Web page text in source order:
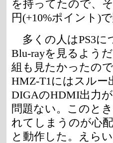
を持ってたので、
円(+10%ポイント)で
多くの人はPS3
Blu-rayを見るよう
組も見たかったの
HMZ-T1にはスルー
DIGAのHDMI出力
問題ない。このと
れてしまうのが心
と動作した。えらい